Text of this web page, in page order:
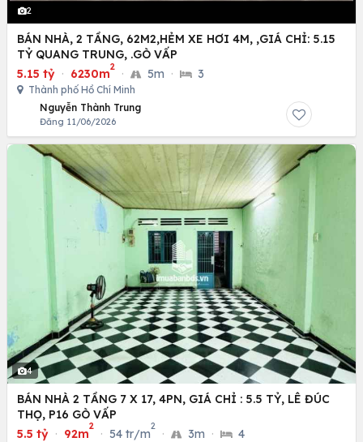
2
BÁN NHÀ, 2 TẦNG, 62M2,HẺM XE HƠI 4M, ,GIÁ CHỈ: 5.15
TỶ QUANG TRUNG, .GÒ VẤP
5.15 tỷ · 6230m
2
· 5m · 3
Thành phố Hồ Chí Minh
Nguyễn Thành Trung
Đăng 11/06/2026
4
BÁN NHÀ 2 TẦNG 7 X 17, 4PN, GIÁ CHỈ : 5.5 TỶ, LÊ ĐÚC
THỌ, P16 GÒ VẤP
5.5 tỷ · 92m
2
· 54 tr/m
2
· 3m · 4